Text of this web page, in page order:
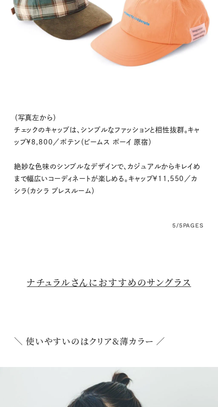
（写真左から）
チェックのキャップは、シンプルなファッションと相性抜群。キャ
ップ¥8,800／ポテン（ビームス ボーイ 原宿）
絶妙な色味のシンプルなデザインで、カジュアルからキレイめ
まで幅広いコーディネートが楽しめる。キャップ¥11,550／カ
シラ（カシラ プレスルーム）
5/5PAGES
ナチュラルさんにおすすめのサングラス
＼ 使いやすいのはクリア&薄カラー ／